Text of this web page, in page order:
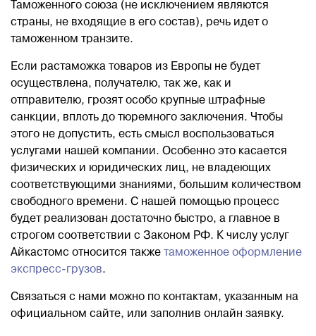
Таможенного союза (не исключением являются
страны, не входящие в его состав), речь идет о
таможенном транзите.
Если растаможка товаров из Европы не будет
осуществлена, получателю, так же, как и
отправителю, грозят особо крупные штрафные
санкции, вплоть до тюремного заключения. Чтобы
этого не допустить, есть смысл воспользоваться
услугами нашей компании. Особенно это касается
физических и юридических лиц, не владеющих
соответствующими знаниями, большим количеством
свободного времени. С нашей помощью процесс
будет реализован достаточно быстро, а главное в
строгом соответствии с Законом РФ. К числу услуг
Айкастомс относится также таможенное оформление
экспресс-грузов.
Связаться с нами можно по контактам, указанным на
официальном сайте, или заполнив онлайн заявку.